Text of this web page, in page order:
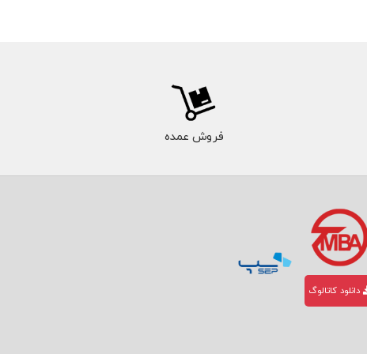
فروش عمده
دانلود کاتالوگ